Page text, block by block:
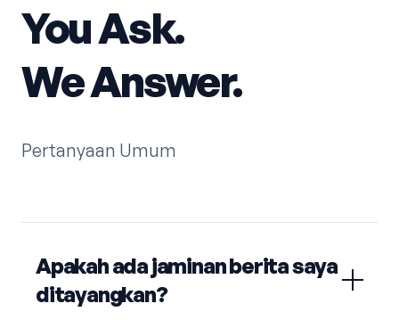
You Ask.
We Answer.
Pertanyaan Umum
Apakah ada jaminan berita saya
ditayangkan?